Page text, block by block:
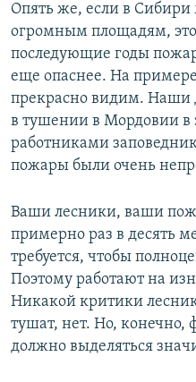
Опять же, если в
огромным площадям, это
последующие годы
еще опаснее. На
прекрасно видим. Наши
в тушении в Мордовии в
работниками
пожары были очень
Ваши лесники, ваши
примерно раз в десять
требуется, чтобы
Поэтому работают на
Никакой критики
тушат, нет. Но, конечно,
должно выделяться